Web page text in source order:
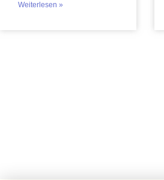
Weiterlesen »